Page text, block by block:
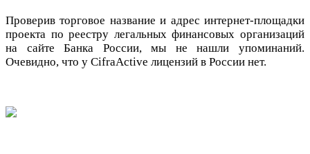
Проверив торговое название и адрес интернет-площадки
проекта по реестру легальных финансовых организаций
на сайте Банка России, мы не нашли упоминаний.
Очевидно, что у CifraActive лицензий в России нет.